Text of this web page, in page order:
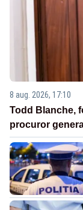
8 aug. 2026, 17:10
Todd Blanche,
procuror